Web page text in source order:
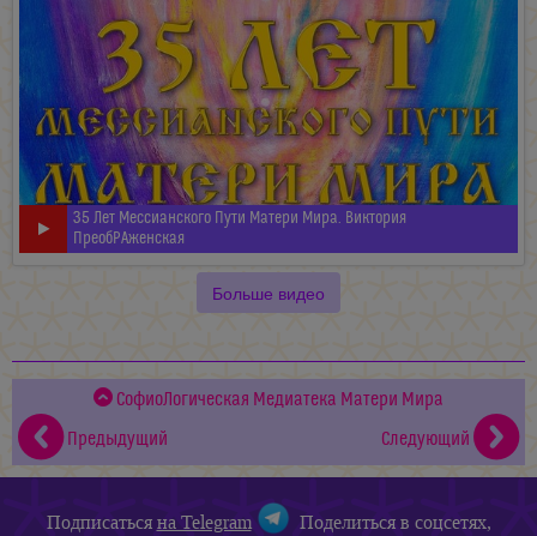
35 Лет Мессианского Пути Матери Мира. Виктория
ПреобРАженская
Больше видео
СофиоЛогическая Медиатека Матери Мира
Предыдущий
Следующий
Подписатьсяна Telegram
Поделиться в соцсетях,